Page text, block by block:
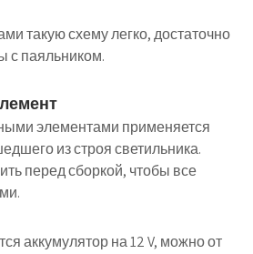
такую схему легко, достаточно
с паяльником.
элементами применяется
из строя светильника.
перед сборкой, чтобы все
аккумулятор на 12 V, можно от